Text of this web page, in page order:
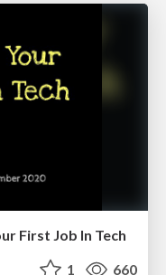
First Job In Tech
1 660